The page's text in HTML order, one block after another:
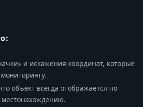
и искажения координат, которые
объект всегда отображается по
местонахождению.